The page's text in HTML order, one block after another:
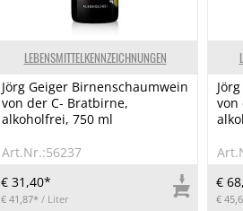
LEBENSMITTELKENNZEICHNUNGEN
Jörg Geiger Birnenschaumwein
von der C- Bratbirne,
alkoholfrei, 750 ml
Art.Nr.:56237
€ 31,40*
€ 41,87* / Liter
von
€
€